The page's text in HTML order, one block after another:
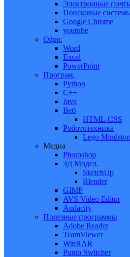
Электронные
Поисковые
Google Chrome
youtube
Офис
Word
Excel
PowerPoint
Програм.
Python
C++
Java
Веб
HTML-CSS
Робототехника
Lego
Медиа
Photoshop
3Д Модел.
SketchUp
Blender
GIMP
AVS Video Editor
Audacity
Полезные программы
Adobe Reader
TeamViewer
WinRAR
Punto Switcher